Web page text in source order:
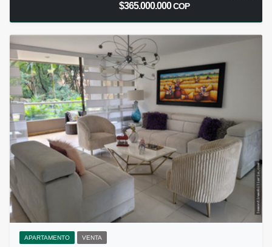
$365.000.000COP
APARTAMENTO VENTA